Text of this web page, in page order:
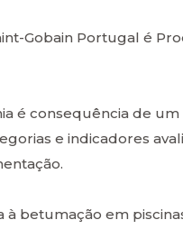
Gobain Portugal é
é consequência de
e indicadores
betumação em